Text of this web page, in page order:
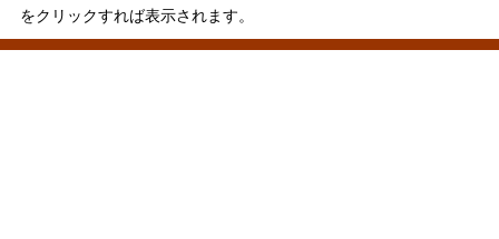
をクリックすれば表示されます。